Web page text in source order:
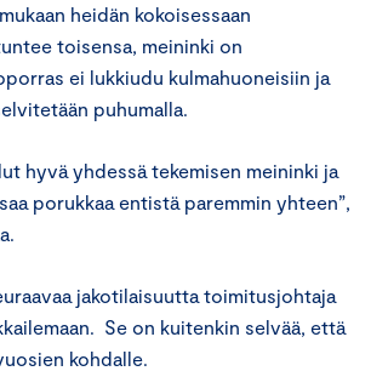
heidän kokoisessaan
toisensa, meininki on
ei lukkiudu kulmahuoneisiin ja
puhumalla.
hyvä yhdessä tekemisen meininki ja
porukkaa entistä paremmin yhteen”,
jakotilaisuutta toimitusjohtaja
Se on kuitenkin selvää, että
kohdalle.